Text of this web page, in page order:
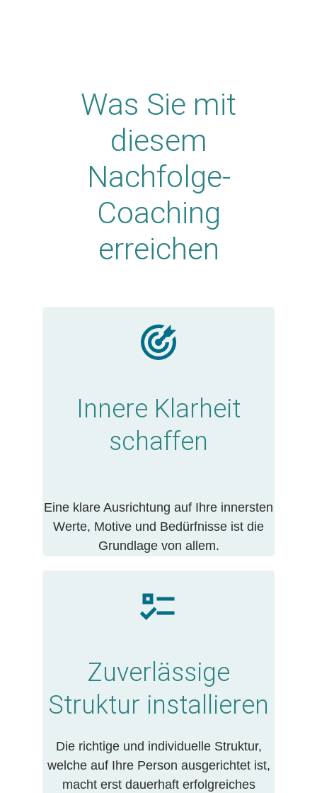
Was Sie mit
diesem
Nachfolge-
Coaching
erreichen
Innere Klarheit
schaffen
Eine klare Ausrichtung auf Ihre innersten
Werte, Motive und Bedürfnisse ist die
Grundlage von allem.
Zuverlässige
Struktur installieren
Die richtige und individuelle Struktur,
welche auf Ihre Person ausgerichtet ist,
macht erst dauerhaft erfolgreiches